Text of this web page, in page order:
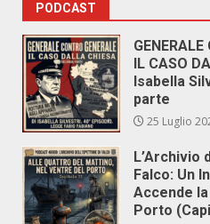
PODCAST
GENERALE
IL CASO
Isabella
parte
25 Luglio
L’Archivio
Falco: Un
Accende
Porto